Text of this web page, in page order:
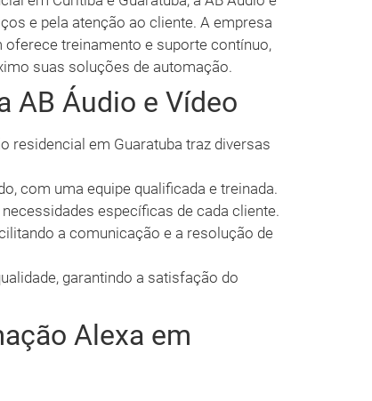
e pela atenção ao cliente. A empresa
treinamento e suporte contínuo,
suas soluções de automação.
AB Áudio e Vídeo
residencial em Guaratuba traz diversas
com uma equipe qualificada e treinada.
específicas de cada cliente.
a comunicação e a resolução de
garantindo a satisfação do
Alexa em